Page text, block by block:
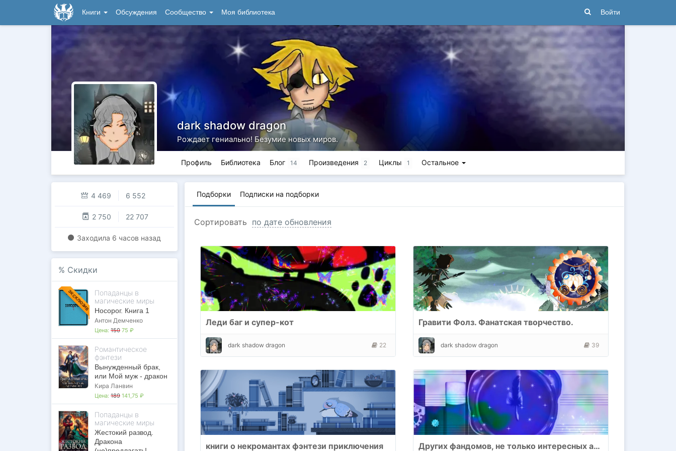
Книги Обсуждения Сообщество Моя библиотека Войти
dark shadow dragon
Рождает гениально! Безумие новых миров.
Профиль Библиотека Блог 14 Произведения 2 Циклы 1 Остальное
4 469 6 552
2 750 22 707
Заходилa 6 часов назад
% Скидки
ЭКСКЛЮЗИВ
Попаданцы в
магические миры
Носорог. Книга 1
Антон Демченко
Цена: 150 75 ₽
Романтическое
фэнтези
Вынужденный брак,
или Мой муж - дракон
Кира Ланвин
Цена: 189 141,75 ₽
Попаданцы в
магические миры
Жестокий развод.
Дракона
Подборки Подписки на подборки
Сортировать по дате обновления
Леди баг и супер-кот
dark shadow dragon 22
Гравити Фолз. Фанатская творчество.
dark shadow dragon 39
книги о некромантах фэнтези приключения Других фандомов, не только интересных авторских и оригинальных.